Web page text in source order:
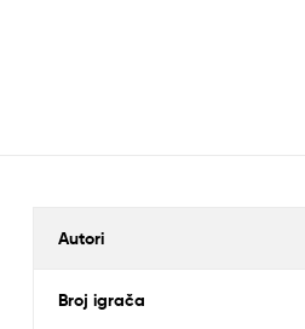
Autori
Broj igrača